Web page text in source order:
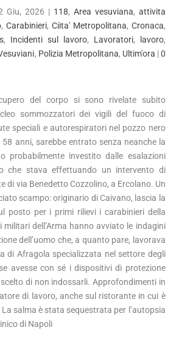
Giu, 2026 | 118, Area vesuviana, attivita
,Carabinieri, Ciita' Metropolitana, Cronaca,
, Incidenti sul lavoro, Lavoratori, lavoro,
, Polizia Metropolitana, Ultim'ora |0
del corpo si sono rivelate subito
sommozzatori dei vigili del fuoco di
speciali e autorespiratori nel pozzo nero
anni, sarebbe entrato senza neanche la
probabilmente investito dalle esalazioni
che stava effettuando un intervento di
di via Benedetto Cozzolino, a Ercolano. Un
scampo: originario di Caivano, lascia la
posto per i primi rilievi i carabinieri della
militari dell’Arma hanno avviato le indagini
dell’uomo che, a quanto pare, lavorava
di Afragola specializzata nel settore degli
avesse con sé i dispositivi di protezione
di non indossarli. Approfondimenti in
di lavoro, anche sul ristorante in cui è
salma è stata sequestrata per l’autopsia
di Napoli